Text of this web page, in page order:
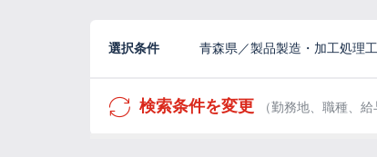
選択条件 青森県／製品製造・加工処理
検索条件を変更 （勤務地、職種、